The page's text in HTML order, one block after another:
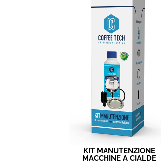
KIT MANUTENZIONE
MACCHINE A CIALDE